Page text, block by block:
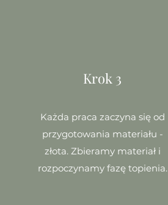
Krok 3
Każda praca zaczyna się od
przygotowania materiału -
złota. Zbieramy materiał i
rozpoczynamy fazę topienia.